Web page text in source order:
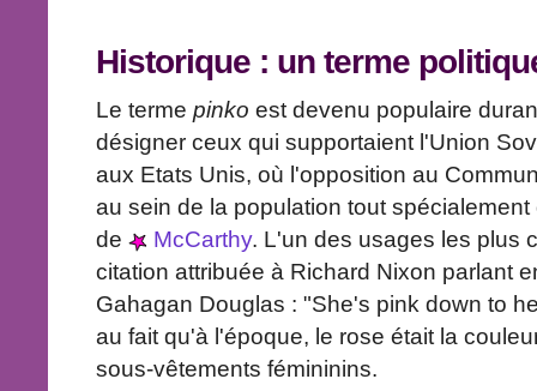
Historique : un terme
Le terme pinko est devenu populaire
désigner ceux qui supportaient l'Union
aux Etats Unis, où l'opposition au
au sein de la population tout
de
McCarthy. L'un des usages les plus
citation attribuée à Richard Nixon parlant
Gahagan Douglas : "She's pink down to
au fait qu'à l'époque, le rose était la
sous-vêtements fémininins.